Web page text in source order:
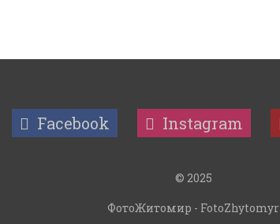
Facebook Instagram
© 2025
ФотоЖитомир - FotoZhytomyr